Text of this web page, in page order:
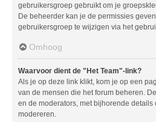
gebruikersgroep gebruikt om je
De beheerder kan je de permissies
gebruikersgroep te wijzigen via het
Omhoog
Waarvoor dient de "Het Team"-link?
Als je op deze link klikt, kom je op een
van de mensen die het forum beheren.
en de moderators, met bijhorende details
modereren.